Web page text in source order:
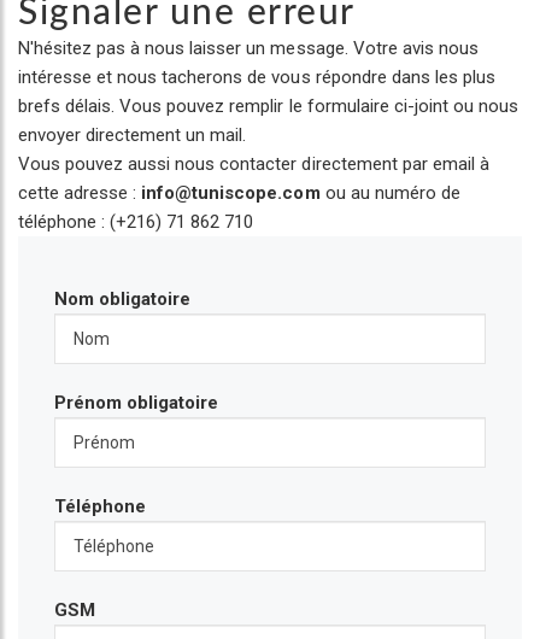
Signaler une erreur
N'hésitez pas à nous laisser un message. Votre avis nous
intéresse et nous tacherons de vous répondre dans les plus
brefs délais. Vous pouvez remplir le formulaire ci-joint ou nous
envoyer directement un mail.
Vous pouvez aussi nous contacter directement par email à
cette adresse : info@tuniscope.com ou au numéro de
téléphone : (+216) 71 862 710
Nom obligatoire
Prénom obligatoire
Téléphone
GSM